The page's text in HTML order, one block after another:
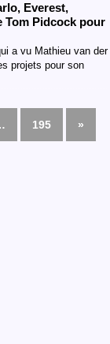
Everest,
Pidcock pour
a vu Mathieu van der
projets pour son
195 »